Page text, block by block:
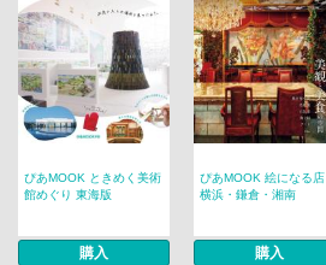
ぴあMOOK ときめく美術
館めぐり 東海版
購入
ぴあMOOK 絵になる店
横浜・鎌倉・湘南
購入